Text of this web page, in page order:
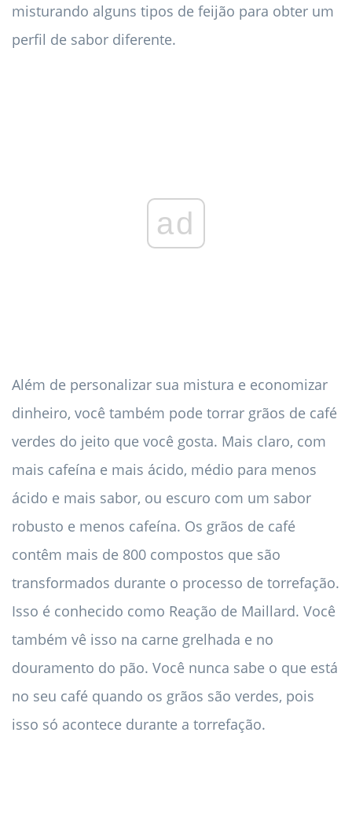
misturando alguns tipos de feijão para obter um
perfil de sabor diferente.
ad
Além de personalizar sua mistura e economizar
dinheiro, você também pode torrar grãos de café
verdes do jeito que você gosta. Mais claro, com
mais cafeína e mais ácido, médio para menos
ácido e mais sabor, ou escuro com um sabor
robusto e menos cafeína. Os grãos de café
contêm mais de 800 compostos que são
transformados durante o processo de torrefação.
Isso é conhecido como Reação de Maillard. Você
também vê isso na carne grelhada e no
douramento do pão. Você nunca sabe o que está
no seu café quando os grãos são verdes, pois
isso só acontece durante a torrefação.